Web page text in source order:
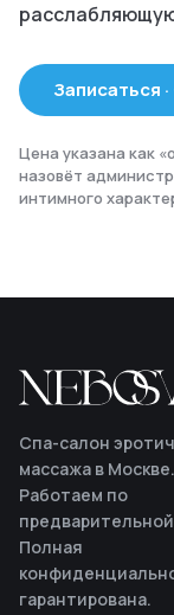
Записаться ·
Цена указана как
назовёт
интимного
Спа-салон
массажа в Москве.
Работаем по
Полная
гарантирована.